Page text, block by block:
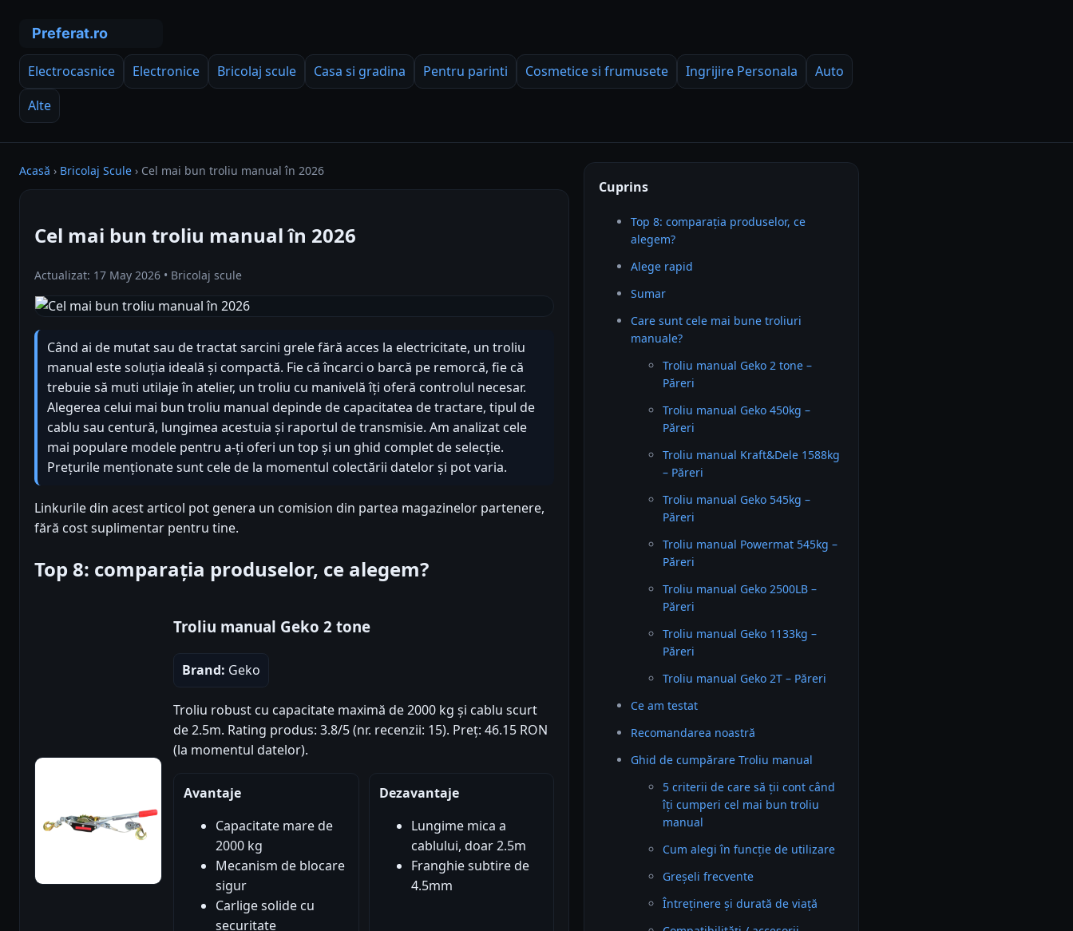
Electrocasnice Electronice Bricolaj scule Casa si gradina Pentru parinti Cosmetice si frumusete Ingrijire Personala
Auto
Alte
Acasă › Bricolaj Scule › Cel mai bun troliu manual în 2026
Cel mai bun troliu manual în 2026
Actualizat: 17 May 2026 • Bricolaj scule
Când ai de mutat sau de tractat sarcini grele fără acces la electricitate, un troliu
manual este soluția ideală și compactă. Fie că încarci o barcă pe remorcă, fie că
trebuie să muti utilaje în atelier, un troliu cu manivelă îți oferă controlul necesar.
Alegerea celui mai bun troliu manual depinde de capacitatea de tractare, tipul de
cablu sau centură, lungimea acestuia și raportul de transmisie. Am analizat cele
mai populare modele pentru a-ți oferi un top și un ghid complet de selecție.
Prețurile menționate sunt cele de la momentul colectării datelor și pot varia.
Linkurile din acest articol pot genera un comision din partea magazinelor partenere,
fără cost suplimentar pentru tine.
Top 8: comparația produselor, ce alegem?
Troliu manual Geko 2 tone
Brand: Geko
Troliu robust cu capacitate maximă de 2000 kg și cablu scurt
de 2.5m. Rating produs: 3.8/5 (nr. recenzii: 15). Preț: 46.15 RON
(la momentul datelor).
Avantaje
Capacitate mare de
2000 kg
Mecanism de blocare
sigur
Carlige solide cu
securitate
Dezavantaje
Lungime mica a
cablului, doar 2.5m
Franghie subtire de
4.5mm
Cuprins
Top 8: comparația produselor, ce
alegem?
Alege rapid
Sumar
Care sunt cele mai bune troliuri
manuale?
Troliu manual Geko 2 tone –
Păreri
Troliu manual Geko 450kg –
Păreri
Troliu manual Kraft&Dele 1588kg
– Păreri
Troliu manual Geko 545kg –
Păreri
Troliu manual Powermat 545kg –
Păreri
Troliu manual Geko 2500LB –
Păreri
Troliu manual Geko 1133kg –
Păreri
Troliu manual Geko 2T – Păreri
Ce am testat
Recomandarea noastră
Ghid de cumpărare Troliu manual
5 criterii de care să ții cont când
îți cumperi cel mai bun troliu
manual
Cum alegi în funcție de utilizare
Greșeli frecvente
Întreținere și durată de viață